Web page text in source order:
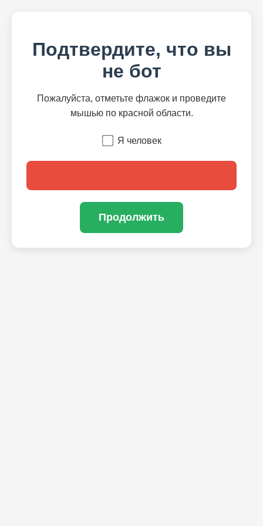
Подтвердите, что вы
не бот
Пожалуйста, отметьте флажок и проведите
мышью по красной области.
Я человек
Продолжить